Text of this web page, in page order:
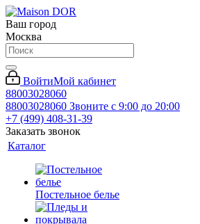
Ваш город
Москва
ВойтиМой кабинет
88003028060
88003028060 Звоните с 9:00 до 20:00
+7 (499) 408-31-39
Заказать звонок
Каталог
Постельное белье